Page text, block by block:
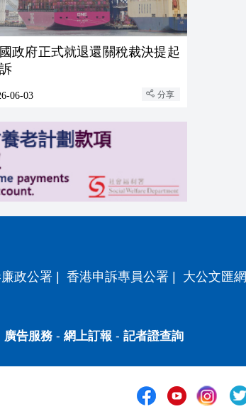
政府正式就退還關稅裁決提起
06-03 分享
政公署 香港申訴專員公署 大公文匯網
廣告服務- 網上訂報 - 記者證查詢